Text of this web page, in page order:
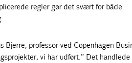
regler gør det svært for både
professor ved Copenhagen
vi har udført.” Det handlede